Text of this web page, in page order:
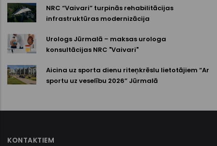
NRC “Vaivari” turpinās rehabilitācijas
infrastruktūras modernizācija
Urologs Jūrmalā – maksas urologa
konsultācijas NRC "Vaivari"
Aicina uz sporta dienu riteņkrēslu lietotājiem “Ar
sportu uz veselību 2026” Jūrmalā
KONTAKTIEM